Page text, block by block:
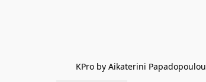
KPro by Aikaterini Papadopoulou